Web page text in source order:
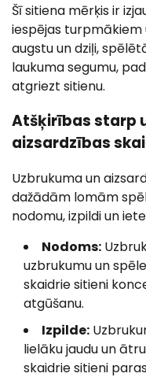
Šī sitiena mērķis ir
iespējas
augstu un dziļi,
laukuma segumu,
atgriezt sitienu.
Atšķirības starp
aizsardzības
Uzbrukuma un
dažādām lomām
nodomu, izpildi un
Nodoms:
uzbrukumu un
skaidrie sitieni
atgūšanu.
Izpilde:
lielāku jaudu un
skaidrie sitieni